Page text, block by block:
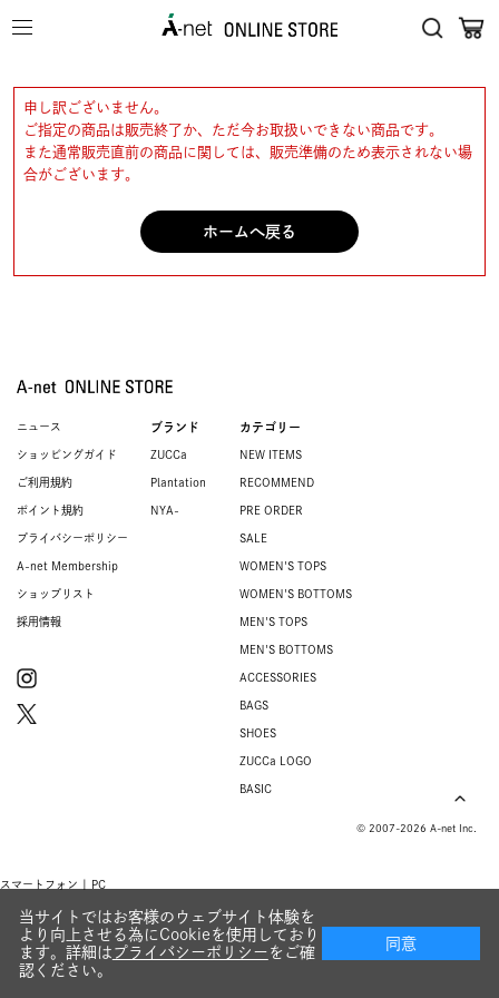
申し訳ございません。
ご指定の商品は販売終了か、ただ今お取扱いできない商品です。
また通常販売直前の商品に関しては、販売準備のため表示されない場
合がございます。
ホームへ戻る
ニュース
ショッピングガイド
ご利用規約
ポイント規約
プライバシーポリシー
A-net Membership
ショップリスト
採用情報
ブランド
ZUCCa
Plantation
NYA-
カテゴリー
NEW ITEMS
RECOMMEND
PRE ORDER
SALE
WOMEN'S TOPS
WOMEN'S BOTTOMS
MEN'S TOPS
MEN'S BOTTOMS
ACCESSORIES
BAGS
SHOES
ZUCCa LOGO
BASIC
© 2007-2026 A-net Inc.
スマートフォン | PC
当サイトではお客様のウェブサイト体験を
より向上させる為にCookieを使用しており
ます。詳細は プライバシーポリシー をご確
認ください。
同意